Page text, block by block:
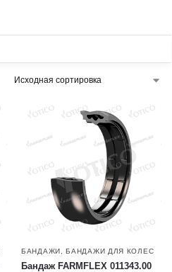
БАНДАЖИ ,БАНДАЖИ ДЛЯ КОЛЕС
Бандаж FARMFLEX 011343.00